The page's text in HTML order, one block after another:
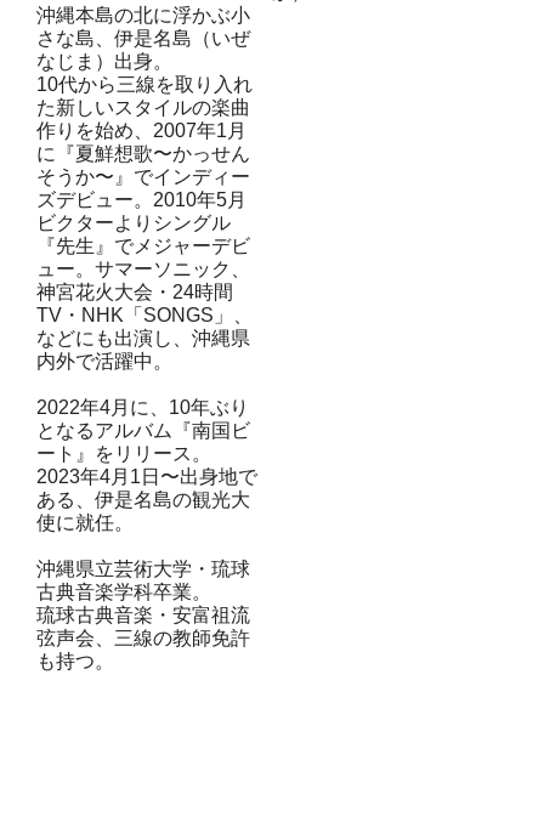
沖縄本島の北に浮かぶ小
さな島、伊是名島（いぜ
なじま）出身。
10代から三線を取り入れ
た新しいスタイルの楽曲
作りを始め、2007年1月
に『夏鮮想歌〜かっせん
そうか〜』でインディー
ズデビュー。2010年5月
ビクターよりシングル
『先生』でメジャーデビ
ュー。サマーソニック、
神宮花火大会・24時間
TV・NHK「SONGS」、
などにも出演し、沖縄県
内外で活躍中。
2022年4月に、10年ぶり
となるアルバム『南国ビ
ート』をリリース。
2023年4月1日〜出身地で
ある、伊是名島の観光大
使に就任。
沖縄県立芸術大学・琉球
古典音楽学科卒業。
琉球古典音楽・安富祖流
弦声会、三線の教師免許
も持つ。